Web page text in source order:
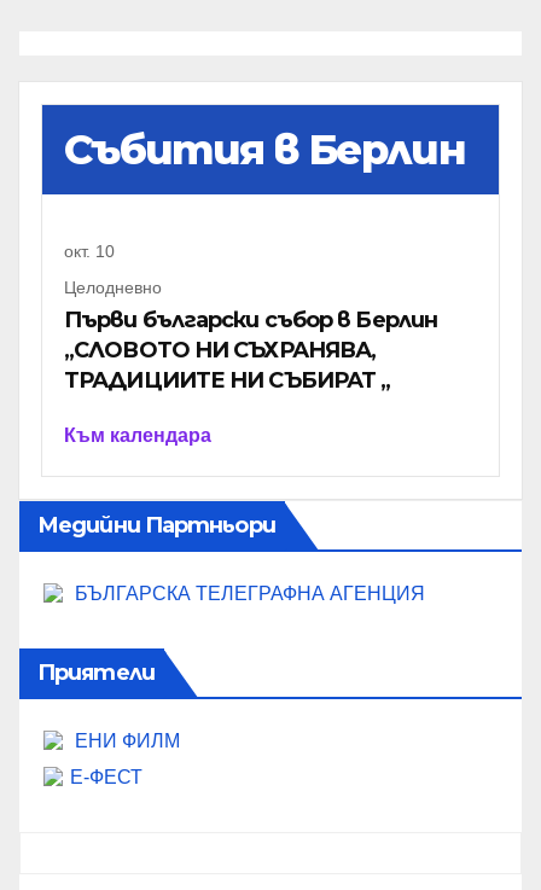
Събития в Берлин
окт. 10
Целодневно
Първи български събор в Берлин
„СЛОВОТО НИ СЪХРАНЯВА,
ТРАДИЦИИТЕ НИ СЪБИРАТ „
Към календара
Медийни Партньори
БЪЛГАРСКА ТЕЛЕГРАФНА АГЕНЦИЯ
Приятели
ЕНИ ФИЛМ
Е-ФЕСТ